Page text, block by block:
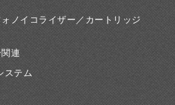
ノイコライザー／カートリッジ
連
ステム